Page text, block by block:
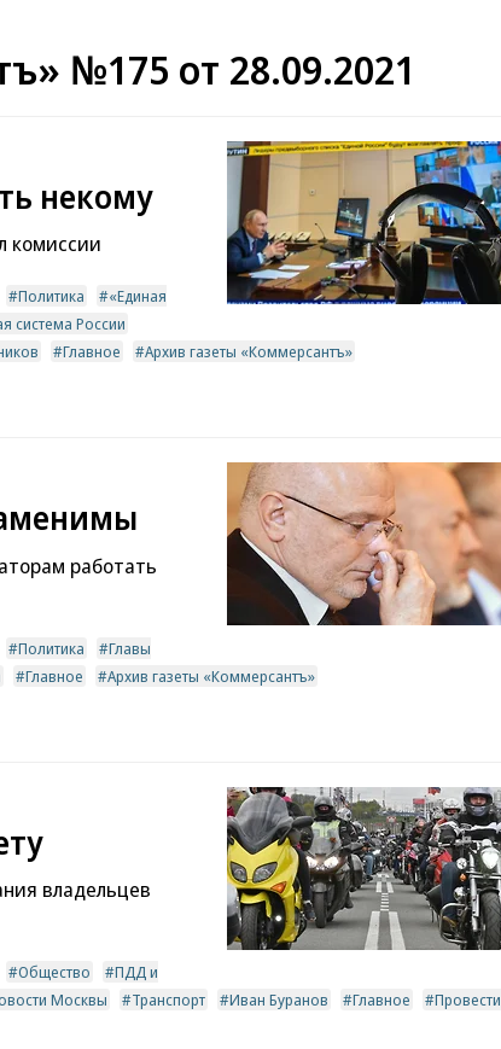
№175 от 28.09.2021
некому
комиссии
Политика
«Единая
система России
Главное Архив газеты «Коммерсантъ»
работать
Политика
Главы
Главное Архив газеты «Коммерсантъ»
владельцев
Общество
ПДД и
Москвы Транспорт Иван Буранов Главное
Провести